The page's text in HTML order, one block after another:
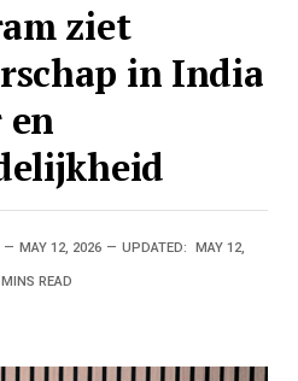
ziet
in India
en
MAY 12, 2026 UPDATED: MAY 12,
READ